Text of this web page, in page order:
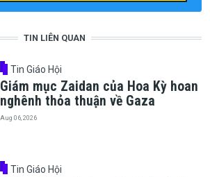
TIN LIÊN QUAN
Tin Giáo Hội
Giám mục Zaidan của Hoa Kỳ hoan
nghênh thỏa thuận về Gaza
Aug 06, 2026
Tin Giáo Hội